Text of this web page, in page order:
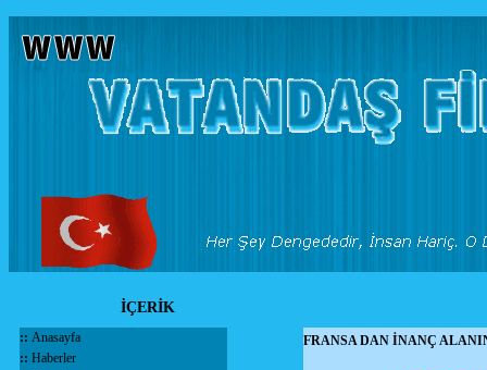
İÇERİK
:: Anasayfa
:: Haberler
FRANSA DAN İNANÇ